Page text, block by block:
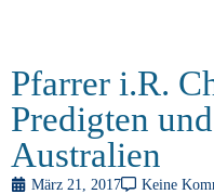
Pfarrer i.R.
Predigten
Australien
März 21, 2017 Keine